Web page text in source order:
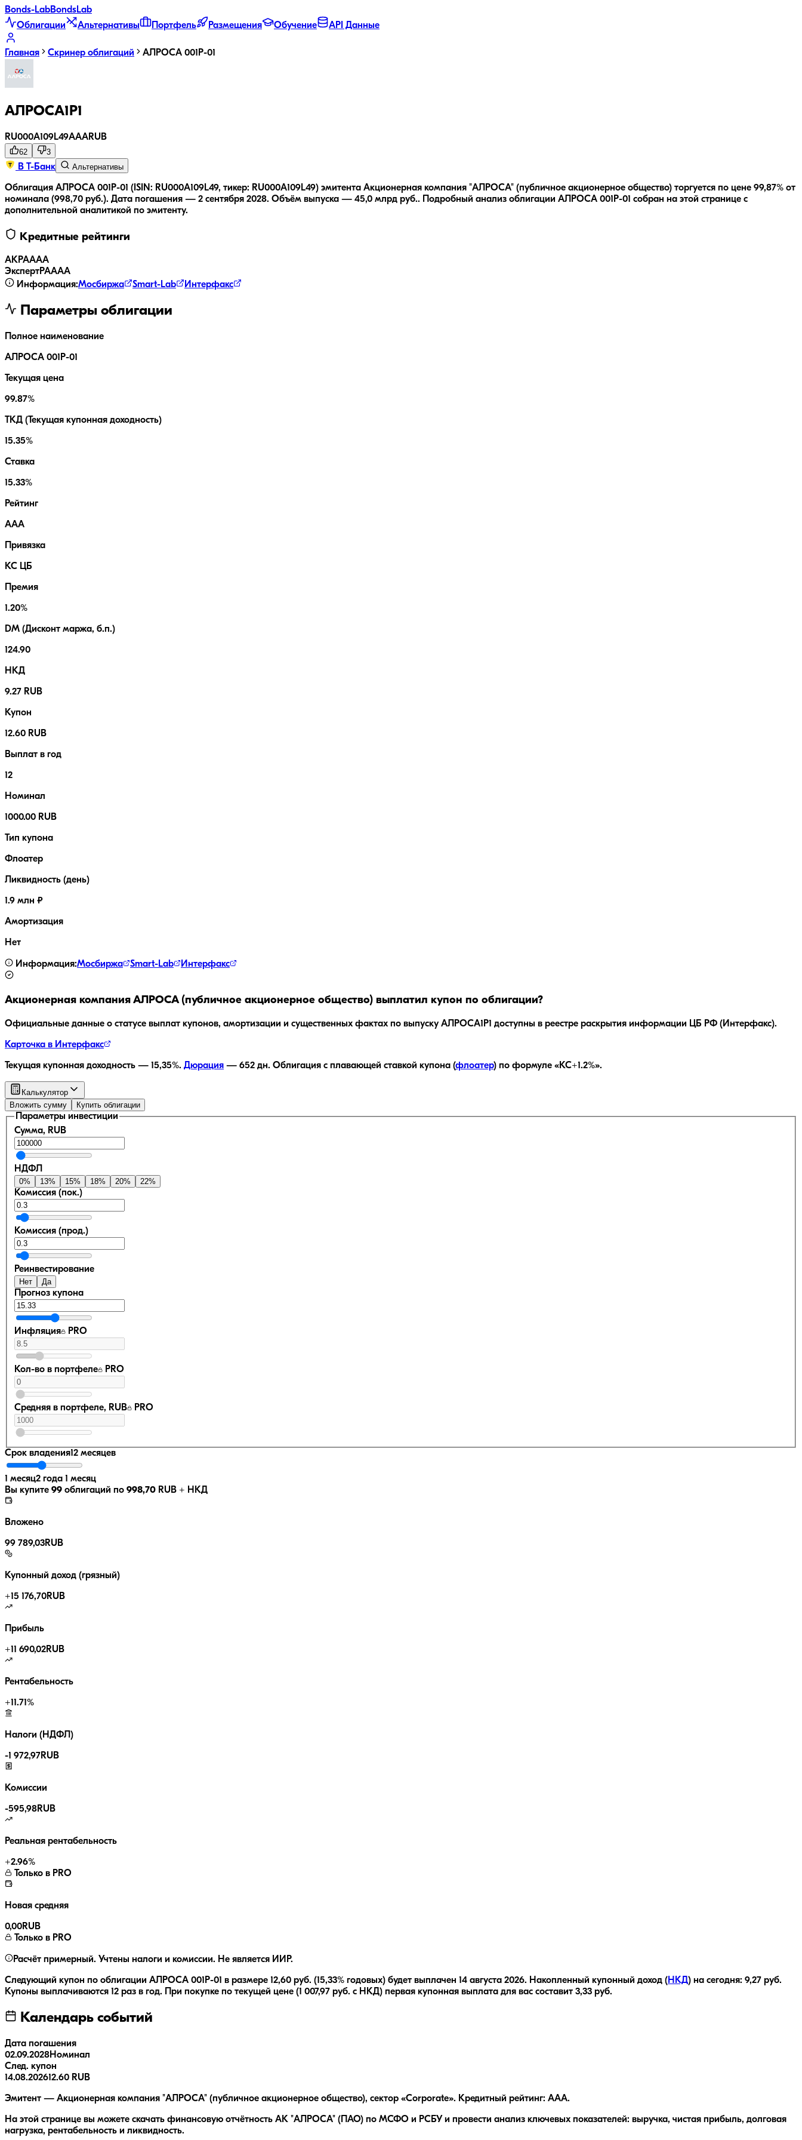
Bonds-LabBondsLab
Облигации
Альтернативы Портфель Размещения Обучение API Данные
Главная Скринер облигаций АЛРОСА 001Р-01
АЛРОСА1Р1
RU000A109L49AAARUB
62 3
В Т-Банк Альтернативы
Облигация АЛРОСА 001Р-01 (ISIN: RU000A109L49, тикер: RU000A109L49) эмитента Акционерная компания "АЛРОСА" (публичное акционерное общество) торгуется по цене 99,87% от
номинала (998,70 руб.). Дата погашения — 2 сентября 2028. Объём выпуска — 45,0 млрд руб.. Подробный анализ облигации АЛРОСА 001Р-01 собран на этой странице с
дополнительной аналитикой по эмитенту.
Кредитные рейтинги
АКРАAAA
ЭкспертРАAAA
Информация:Мосбиржа Smart-Lab Интерфакс
Параметры облигации
Полное наименование
АЛРОСА 001Р-01
Текущая цена
99.87%
ТКД (Текущая купонная доходность)
15.35%
Ставка
15.33%
Рейтинг
AAA
Привязка
КС ЦБ
Премия
1.20%
DM (Дисконт маржа, б.п.)
124.90
НКД
9.27 RUB
Купон
12.60 RUB
Выплат в год
12
Номинал
1000.00 RUB
Тип купона
Флоатер
Ликвидность (день)
1.9 млн ₽
Амортизация
Нет
Информация:Мосбиржа Smart-Lab Интерфакс
Акционерная компания АЛРОСА (публичное акционерное общество) выплатил купон по облигации?
Официальные данные о статусе выплат купонов, амортизации и существенных фактах по выпуску АЛРОСА1Р1 доступны в реестре раскрытия информации ЦБ РФ (Интерфакс).
Карточка в Интерфакс
Текущая купонная доходность — 15,35%. Дюрация — 652 дн. Облигация с плавающей ставкой купона (флоатер) по формуле «КС+1.2%».
Калькулятор
Вложить сумму
Купить облигации
Параметры инвестиции
Сумма, RUB
НДФЛ
0% 13% 15% 18% 20% 22%
Комиссия (пок.)
Комиссия (прод.)
Реинвестирование
Нет Да
Прогноз купона
Инфляция PRO
Кол-во в портфеле PRO
Средняя в портфеле, RUB PRO
Срок владения12 месяцев
1 месяц2 года 1 месяц
Вы купите 99 облигаций по 998,70 RUB + НКД
Вложено
99 789,03RUB
Купонный доход (грязный)
+15 176,70RUB
Прибыль
+11 690,02RUB
Рентабельность
+11.71%
Налоги (НДФЛ)
-1 972,97RUB
Комиссии
-595,98RUB
Реальная рентабельность
+2.96%
Только в PRO
Новая средняя
0,00RUB
Только в PRO
Расчёт примерный. Учтены налоги и комиссии. Не является ИИР.
Следующий купон по облигации АЛРОСА 001Р-01 в размере 12,60 руб. (15,33% годовых) будет выплачен 14 августа 2026. Накопленный купонный доход ( НКД) на сегодня: 9,27 руб.
Купоны выплачиваются 12 раз в год. При покупке по текущей цене (1 007,97 руб. с НКД) первая купонная выплата для вас составит 3,33 руб.
Календарь событий
Дата погашения
02.09.2028Номинал
След. купон
14.08.202612.60 RUB
Эмитент — Акционерная компания "АЛРОСА" (публичное акционерное общество), сектор «Corporate». Кредитный рейтинг: AAA.
На этой странице вы можете скачать финансовую отчётность АК "АЛРОСА" (ПАО) по МСФО и РСБУ и провести анализ ключевых показателей: выручка, чистая прибыль, долговая
нагрузка, рентабельность и ликвидность.